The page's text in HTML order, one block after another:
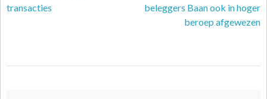
transacties
beleggers Baan ook in hoger
beroep afgewezen